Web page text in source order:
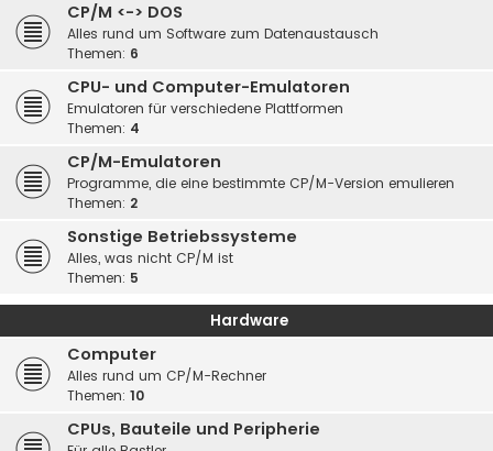
CP/M <-> DOS
Alles rund um Software zum Datenaustausch
Themen: 6
CPU- und Computer-Emulatoren
Emulatoren für verschiedene Plattformen
Themen: 4
CP/M-Emulatoren
Programme, die eine bestimmte CP/M-Version emulieren
Themen: 2
Sonstige Betriebssysteme
Alles, was nicht CP/M ist
Themen: 5
Hardware
Computer
Alles rund um CP/M-Rechner
Themen: 10
CPUs, Bauteile und Peripherie